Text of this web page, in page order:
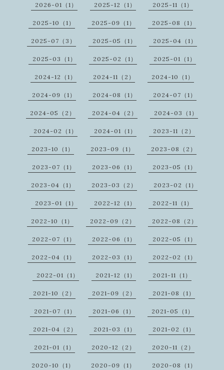
2026-01（1） 2025-12（1） 2025-11（1）
2025-10（1） 2025-09（1） 2025-08（1）
2025-07（3） 2025-05（1） 2025-04（1）
2025-03（1） 2025-02（1） 2025-01（1）
2024-12（1） 2024-11（2） 2024-10（1）
2024-09（1） 2024-08（1） 2024-07（1）
2024-05（2） 2024-04（2） 2024-03（1）
2024-02（1） 2024-01（1） 2023-11（2）
2023-10（1） 2023-09（1） 2023-08（2）
2023-07（1） 2023-06（1） 2023-05（1）
2023-04（1） 2023-03（2） 2023-02（1）
2023-01（1） 2022-12（1） 2022-11（1）
2022-10（1） 2022-09（2） 2022-08（2）
2022-07（1） 2022-06（1） 2022-05（1）
2022-04（1） 2022-03（1） 2022-02（1）
2022-01（1） 2021-12（1） 2021-11（1）
2021-10（2） 2021-09（2） 2021-08（1）
2021-07（1） 2021-06（1） 2021-05（1）
2021-04（2） 2021-03（1） 2021-02（1）
2021-01（1） 2020-12（2） 2020-11（2）
2020-10（1） 2020-09（1） 2020-08（1）